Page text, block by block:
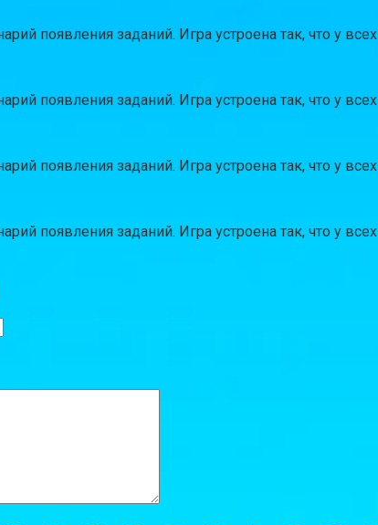
появления заданий. Игра устроена так, что у всех
появления заданий. Игра устроена так, что у всех
появления заданий. Игра устроена так, что у всех
появления заданий. Игра устроена так, что у всех